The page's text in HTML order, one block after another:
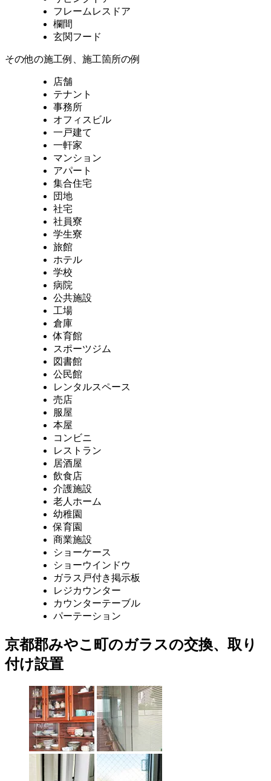
フレームレスドア
欄間
玄関フード
その他の施工例、施工箇所の例
店舗
テナント
事務所
オフィスビル
一戸建て
一軒家
マンション
アパート
集合住宅
団地
社宅
社員寮
学生寮
旅館
ホテル
学校
病院
公共施設
工場
倉庫
体育館
スポーツジム
図書館
公民館
レンタルスペース
売店
服屋
本屋
コンビニ
レストラン
居酒屋
飲食店
介護施設
老人ホーム
幼稚園
保育園
商業施設
ショーケース
ショーウインドウ
ガラス戸付き掲示板
レジカウンター
カウンターテーブル
パーテーション
京都郡みやこ町のガラスの交換、取り
付け設置